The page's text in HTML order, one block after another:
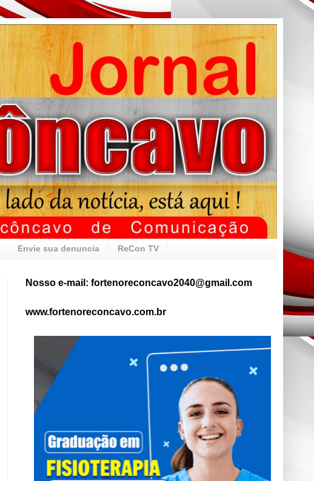
Envie sua denuncia ReCon TV
Nosso e-mail: fortenoreconcavo2040@gmail.com
www.fortenoreconcavo.com.br